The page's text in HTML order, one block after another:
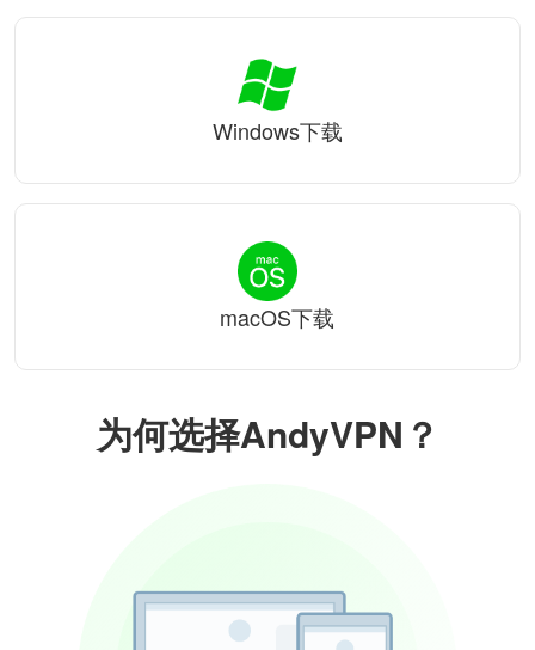
为何选择AndyVPN？
Windows下载
macOS下载